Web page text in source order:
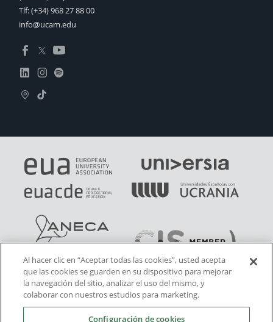
Tlf:(+34) 968 27 88 00
info@ucam.edu
Al hacer clic en “Aceptar todas las cookies”, usted acepta
que las cookies se guarden en su dispositivo para mejorar
la navegación del sitio, analizar el uso del mismo, y
colaborar con nuestros estudios para marketing.
Configuración de cookies